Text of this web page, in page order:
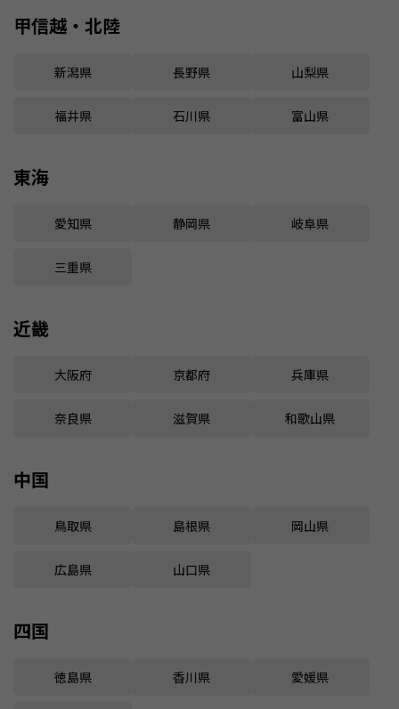
甲信越・北陸
新潟県 長野県 山梨県
福井県 石川県 富山県
東海
愛知県 静岡県 岐阜県
三重県
近畿
大阪府 京都府 兵庫県
奈良県 滋賀県 和歌山県
中国
鳥取県 島根県 岡山県
広島県 山口県
四国
徳島県 香川県 愛媛県